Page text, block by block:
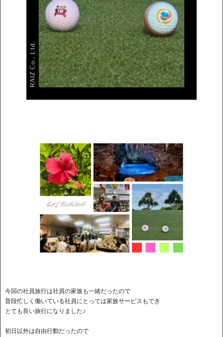
今回の社員旅行は社員の家族も一緒だったので
普段忙しく働いている社員にとっては家族サービスもでき
とても良い旅行になりました♪
初日以外は自由行動だったので